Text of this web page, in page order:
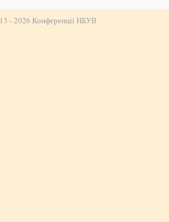
- 2026 Конференції НБУВ